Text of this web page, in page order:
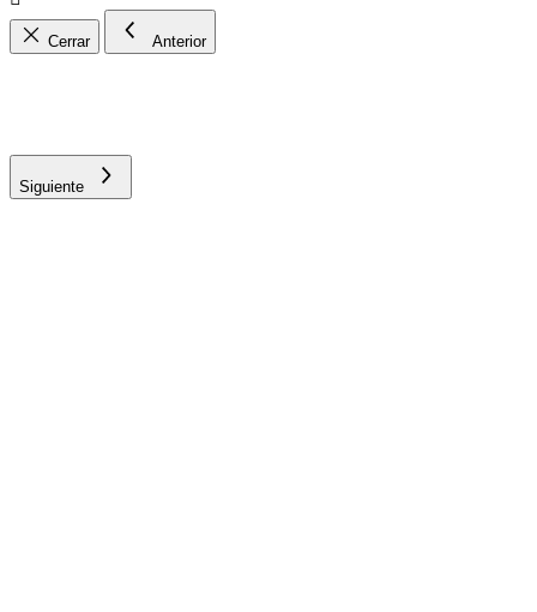
Cerrar Anterior
Siguiente